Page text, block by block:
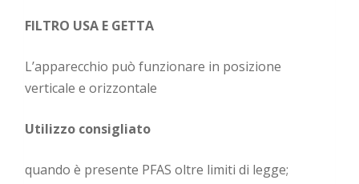
FILTRO USA E GETTA
L’apparecchio può funzionare in posizione
verticale e orizzontale
Utilizzo consigliato
quando è presente PFAS oltre limiti di legge;